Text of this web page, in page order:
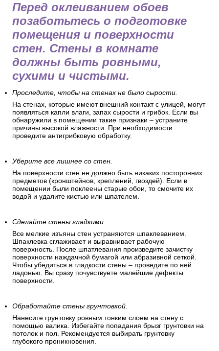
Перед оклеиванием обоев
позаботьтесь о подготовке
помещения и поверхности
стен. Стены в комнате
должны быть ровными,
сухими и чистыми.
Проследите, чтобы на стенах не было сырости.
На стенах, которые имеют внешний контакт с улицей, могут
появляться капли влаги, запах сырости и грибок. Если вы
обнаружили в помещении такие признаки – устраните
причины высокой влажности. При необходимости
проведите антигрибковую обработку.
Уберите все лишнее со стен.
На поверхности стен не должно быть никаких посторонних
предметов (кронштейнов, креплений, гвоздей). Если в
помещении были поклеены старые обои, то смочите их
водой и удалите кистью или шпателем.
Сделайте стены гладкими.
Все мелкие изъяны стен устраняются шпаклеванием.
Шпаклевка сглаживает и выравнивает рабочую
поверхность. После шпатлевания произведите зачистку
поверхности наждачной бумагой или абразивной сеткой.
Чтобы убедиться в гладкости стены – проведите по ней
ладонью. Вы сразу почувствуете малейшие дефекты
поверхности.
Обработайте стены грунтовкой.
Нанесите грунтовку ровным тонким слоем на стену с
помощью валика. Избегайте попадания брызг грунтовки на
потолок и пол. Рекомендуется выбирать грунтовку
глубокого проникновения.